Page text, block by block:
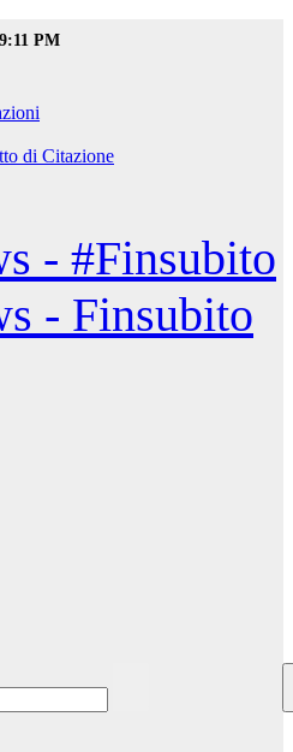
PM
di Citazione
- #Finsubito
- Finsubito